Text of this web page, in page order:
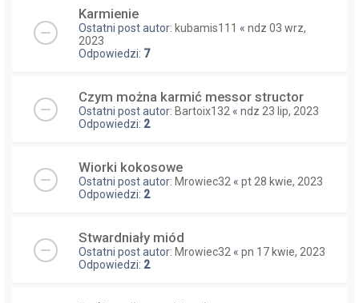
Karmienie
Ostatni post autor: kubamis111 « ndz 03 wrz,
2023
Odpowiedzi: 7
Czym można karmić messor structor
Ostatni post autor: Bartoix132 « ndz 23 lip, 2023
Odpowiedzi: 2
Wiorki kokosowe
Ostatni post autor: Mrowiec32 « pt 28 kwie, 2023
Odpowiedzi: 2
Stwardniały miód
Ostatni post autor: Mrowiec32 « pn 17 kwie, 2023
Odpowiedzi: 2